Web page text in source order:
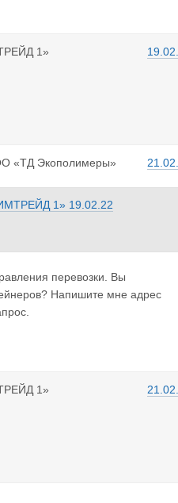
1»
«ТД Экополимеры»
1» 19.02.22
перевозки. Вы
Напишите мне адрес
1»